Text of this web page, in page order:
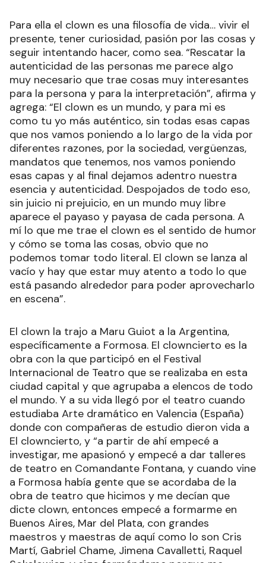
Para ella el clown es una filosofía de vida… vivir el
presente, tener curiosidad, pasión por las cosas y
seguir intentando hacer, como sea. “Rescatar la
autenticidad de las personas me parece algo
muy necesario que trae cosas muy interesantes
para la persona y para la interpretación”, afirma y
agrega: “El clown es un mundo, y para mi es
como tu yo más auténtico, sin todas esas capas
que nos vamos poniendo a lo largo de la vida por
diferentes razones, por la sociedad, vergüenzas,
mandatos que tenemos, nos vamos poniendo
esas capas y al final dejamos adentro nuestra
esencia y autenticidad. Despojados de todo eso,
sin juicio ni prejuicio, en un mundo muy libre
aparece el payaso y payasa de cada persona. A
mí lo que me trae el clown es el sentido de humor
y cómo se toma las cosas, obvio que no
podemos tomar todo literal. El clown se lanza al
vacío y hay que estar muy atento a todo lo que
está pasando alrededor para poder aprovecharlo
en escena”.
El clown la trajo a Maru Guiot a la Argentina,
específicamente a Formosa. El clowncierto es la
obra con la que participó en el Festival
Internacional de Teatro que se realizaba en esta
ciudad capital y que agrupaba a elencos de todo
el mundo. Y a su vida llegó por el teatro cuando
estudiaba Arte dramático en Valencia (España)
donde con compañeras de estudio dieron vida a
El clowncierto, y “a partir de ahí empecé a
investigar, me apasionó y empecé a dar talleres
de teatro en Comandante Fontana, y cuando vine
a Formosa había gente que se acordaba de la
obra de teatro que hicimos y me decían que
dicte clown, entonces empecé a formarme en
Buenos Aires, Mar del Plata, con grandes
maestros y maestras de aquí como lo son Cris
Martí, Gabriel Chame, Jimena Cavalletti, Raquel